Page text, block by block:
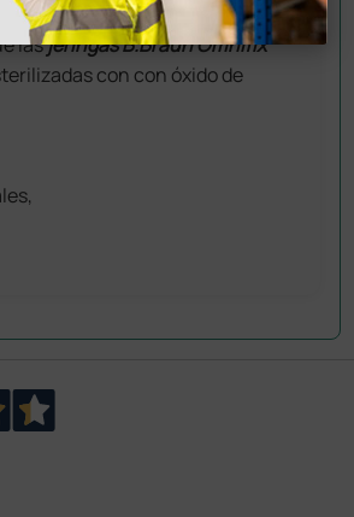
lasjeringasB.Braun Omnifix
con con óxido de